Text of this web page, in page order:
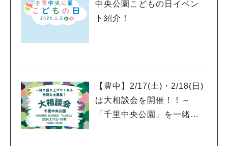
中央公園こどもの日イベン
ト紹介！
【豊中】2/17(土)・2/18(日)
は大相談会を開催！！～
「千里中央公園」を一緒に